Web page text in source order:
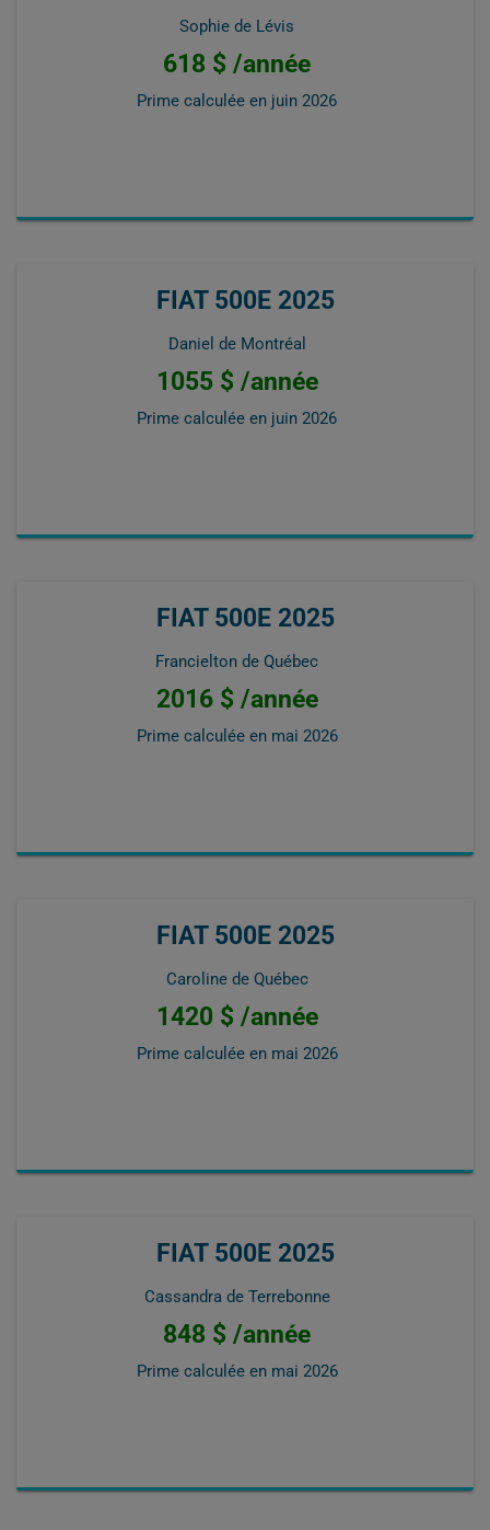
Sophie de Lévis
618 $ /année
Prime calculée en juin 2026
FIAT 500E 2025
Daniel de Montréal
1055 $ /année
Prime calculée en juin 2026
FIAT 500E 2025
Francielton de Québec
2016 $ /année
Prime calculée en mai 2026
FIAT 500E 2025
Caroline de Québec
1420 $ /année
Prime calculée en mai 2026
FIAT 500E 2025
Cassandra de Terrebonne
848 $ /année
Prime calculée en mai 2026